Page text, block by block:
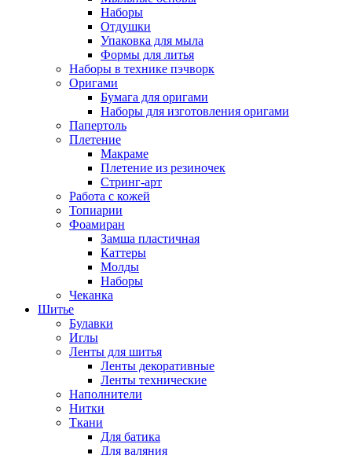
Наборы
Отдушки
Упаковка для мыла
Формы для литья
Наборы в технике пэчворк
Оригами
Бумага для оригами
Наборы для изготовления оригами
Папертоль
Плетение
Макраме
Плетение из резиночек
Стринг-арт
Работа с кожей
Топиарии
Фоамиран
Замша пластичная
Каттеры
Молды
Наборы
Чеканка
Шитье
Булавки
Иглы
Ленты для шитья
Ленты декоративные
Ленты технические
Наполнители
Нитки
Ткани
Для батика
Для валяния